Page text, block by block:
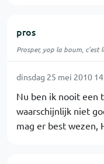
pros
Prosper, yop la boum, c'est
dinsdag 25 mei 2010
Nu ben ik nooit een
waarschijnlijk niet
mag er best wezen,